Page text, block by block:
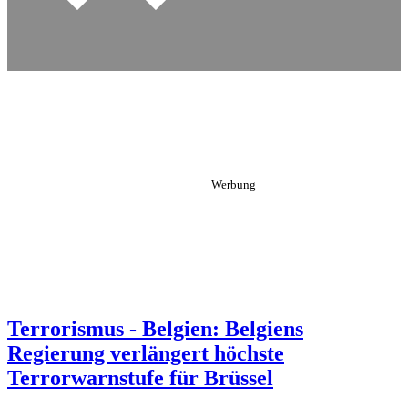
Terrorismus - Belgien: Belgiens
Regierung verlängert höchste
Terrorwarnstufe für Brüssel